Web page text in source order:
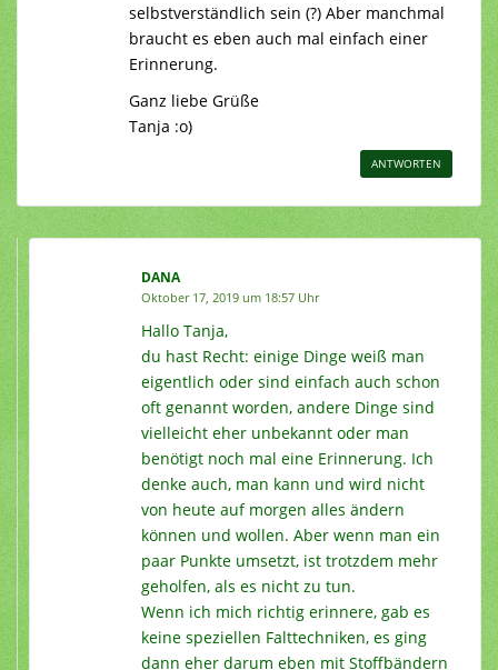
selbstverständlich sein (?) Aber manchmal
braucht es eben auch mal einfach einer
Erinnerung.
Ganz liebe Grüße
Tanja :o)
ANTWORTEN
DANA
Oktober 17, 2019 um 18:57 Uhr
Hallo Tanja,
du hast Recht: einige Dinge weiß man
eigentlich oder sind einfach auch schon
oft genannt worden, andere Dinge sind
vielleicht eher unbekannt oder man
benötigt noch mal eine Erinnerung. Ich
denke auch, man kann und wird nicht
von heute auf morgen alles ändern
können und wollen. Aber wenn man ein
paar Punkte umsetzt, ist trotzdem mehr
geholfen, als es nicht zu tun.
Wenn ich mich richtig erinnere, gab es
keine speziellen Falttechniken, es ging
dann eher darum eben mit Stoffbändern